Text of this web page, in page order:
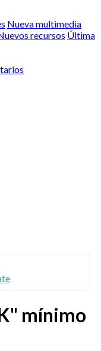
Nueva multimedia
recursos Última
mínimo